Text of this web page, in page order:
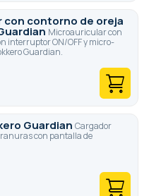
con contorno de oreja
Microauricular con
interruptor ON/OFF y micro-
Guardian.
Guardian Cargador
con pantalla de